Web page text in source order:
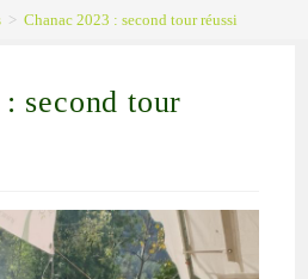
> Chanac 2023 : second tour réussi
second tour